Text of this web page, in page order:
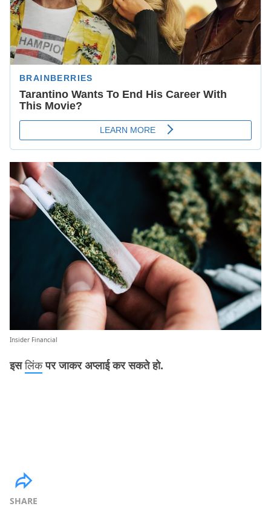
Insider Financial
इसलिंक पर जाकर अप्लाई कर सकते हो.
SHARE